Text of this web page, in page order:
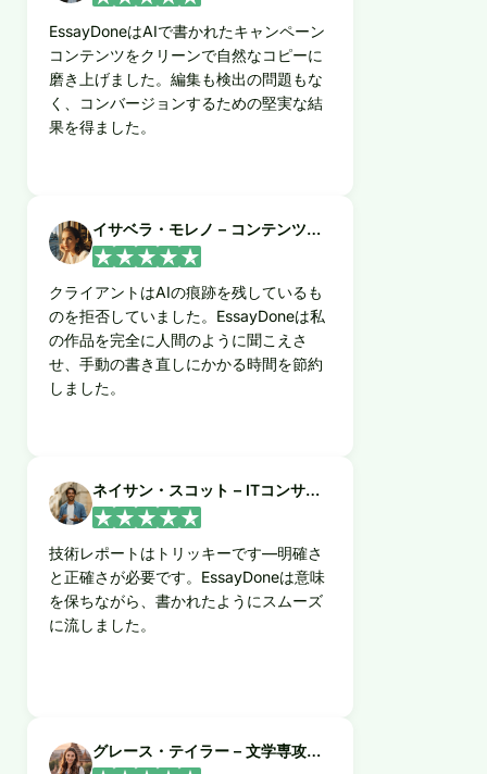
EssayDoneはAIで書かれたキャンペーン
コンテンツをクリーンで自然なコピーに
磨き上げました。編集も検出の問題もな
く、コンバージョンするための堅実な結
果を得ました。
イサベラ・モレノ – コンテンツフリーランサー
クライアントはAIの痕跡を残しているも
のを拒否していました。EssayDoneは私
の作品を完全に人間のように聞こえさ
せ、手動の書き直しにかかる時間を節約
しました。
ネイサン・スコット – ITコンサルタント
技術レポートはトリッキーです—明確さ
と正確さが必要です。EssayDoneは意味
を保ちながら、書かれたようにスムーズ
に流しました。
グレース・テイラー – 文学専攻の大学院生